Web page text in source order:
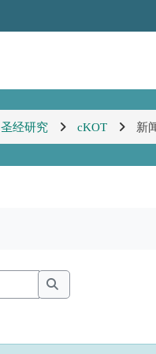
圣经研究 cKOT 新
搜索讨论区
搜索讨论区